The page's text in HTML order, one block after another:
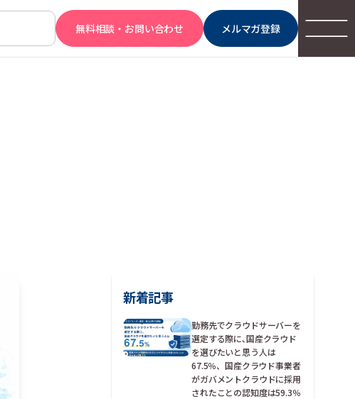
無料相談・お問い合わせ メルマガ登録
新着記事
勤務先でクラウドサーバーを
選定する際に､国産クラウド
を選びたいと思う人は
67.5％、国産クラウド事業者
がガバメントクラウドに採用
されたことの認知度は59.3％